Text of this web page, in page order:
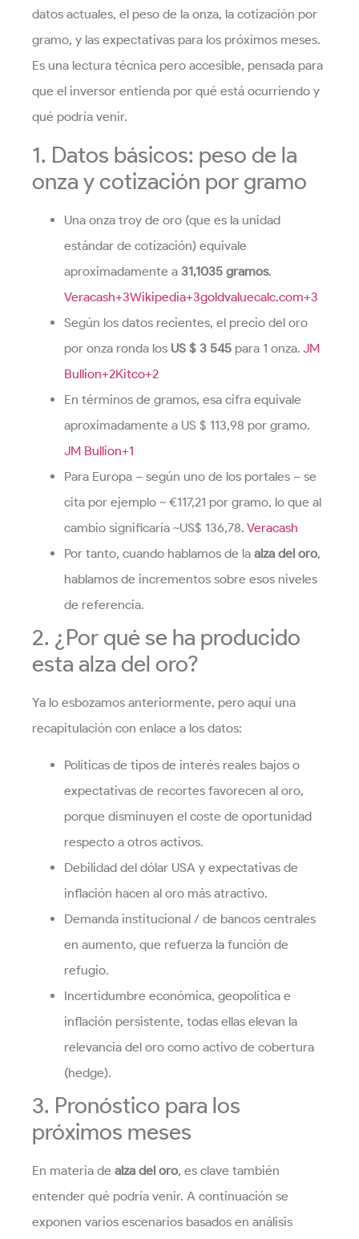
datos actuales, el peso de la onza, la cotización por
gramo, y las expectativas para los próximos meses.
Es una lectura técnica pero accesible, pensada para
que el inversor entienda por qué está ocurriendo y
qué podría venir.
1. Datos básicos: peso de la
onza y cotización por gramo
Una onza troy de oro (que es la unidad
estándar de cotización) equivale
aproximadamente a 31,1035 gramos.
Veracash+3Wikipedia+3goldvaluecalc.com+3
Según los datos recientes, el precio del oro
por onza ronda los US $ 3 545 para 1 onza. JM
Bullion+2Kitco+2
En términos de gramos, esa cifra equivale
aproximadamente a US $ 113,98 por gramo.
JM Bullion+1
Para Europa – según uno de los portales – se
cita por ejemplo ~ €117,21 por gramo, lo que al
cambio significaría ~US$ 136,78. Veracash
Por tanto, cuando hablamos de la alza del oro,
hablamos de incrementos sobre esos niveles
de referencia.
2. ¿Por qué se ha producido
esta alza del oro?
Ya lo esbozamos anteriormente, pero aquí una
recapitulación con enlace a los datos:
Políticas de tipos de interés reales bajos o
expectativas de recortes favorecen al oro,
porque disminuyen el coste de oportunidad
respecto a otros activos.
Debilidad del dólar USA y expectativas de
inflación hacen al oro más atractivo.
Demanda institucional / de bancos centrales
en aumento, que refuerza la función de
refugio.
Incertidumbre económica, geopolítica e
inflación persistente, todas ellas elevan la
relevancia del oro como activo de cobertura
(hedge).
3. Pronóstico para los
próximos meses
En materia de alza del oro, es clave también
entender qué podría venir. A continuación se
exponen varios escenarios basados en análisis